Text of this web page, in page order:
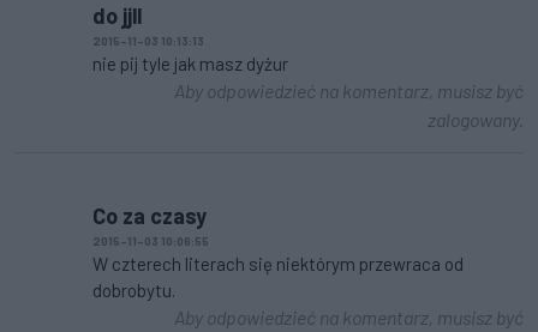
do jjll
2015-11-03 10:13:13
nie pij tyle jak masz dyżur
Aby odpowiedzieć na komentarz, musisz być
zalogowany.
Co za czasy
2015-11-03 10:06:55
W czterech literach się niektórym przewraca od
dobrobytu.
Aby odpowiedzieć na komentarz, musisz być